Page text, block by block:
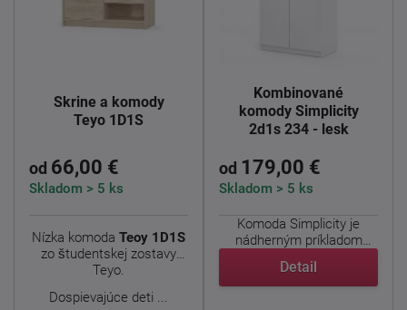
Skrine a komody
Teyo 1D1S
od 66,00 €
Skladom > 5 ks
Nízka komoda Teoy 1D1S
zo študentskej zostavy
Teyo.
Dospievajúce deti ...
Kombinované
komody Simplicity
2d1s 234 - lesk
od 179,00 €
Skladom > 5 ks
Komoda Simplicity je
nádherným príkladom
Detail